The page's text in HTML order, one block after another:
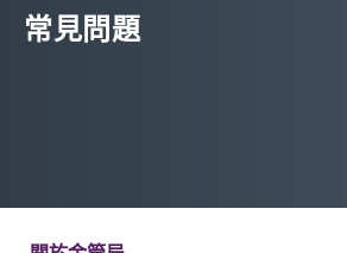
常見問題